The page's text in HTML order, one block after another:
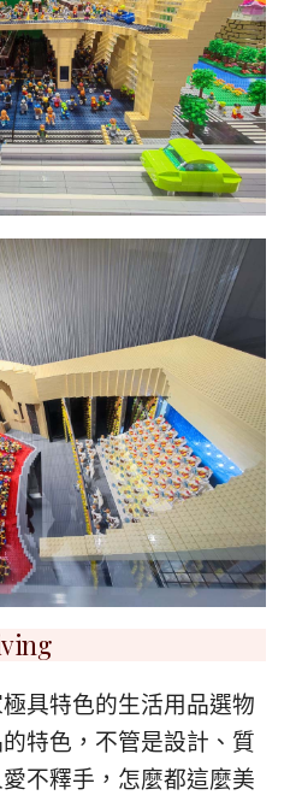
具特色的生活用品選物
特色，不管是設計、質
不釋手，怎麼都這麼美